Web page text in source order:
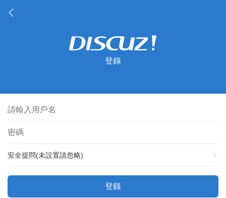
登錄
安全提問(未設置請忽略)
登錄